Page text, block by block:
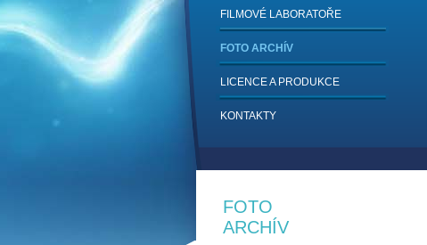
FILMOVÉ LABORATOŘE
FOTO ARCHÍV
LICENCE A PRODUKCE
KONTAKTY
FOTO
ARCHÍV